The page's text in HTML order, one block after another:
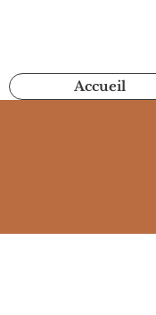
Accueil